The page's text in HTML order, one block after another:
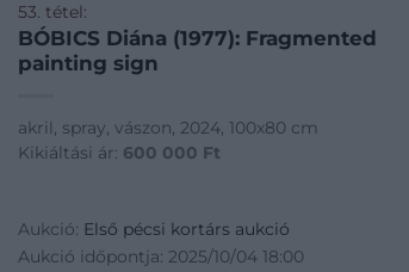
53. tétel:
BÓBICS Diána (1977): Fragmented
painting sign
akril, spray, vászon, 2024, 100x80 cm
Kikiáltási ár: 600 000 Ft
Aukció: Első pécsi kortárs aukció
Aukció időpontja: 2025/10/04 18:00